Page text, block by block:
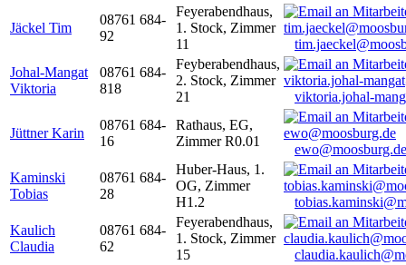
Jäckel Tim
08761 684-
92
Feyerabendhaus,
1. Stock, Zimmer
11
Johal-Mangat
Viktoria
08761 684-
818
Feyberabendhaus,
2. Stock, Zimmer
21
viktoria.johal-
Jüttner Karin
08761 684-
16
Rathaus, EG,
Zimmer R0.01
ewo@moosburg.de
Kaminski
Tobias
08761 684-
28
Huber-Haus, 1.
OG, Zimmer
H1.2
Kaulich
Claudia
08761 684-
62
Feyerabendhaus,
1. Stock, Zimmer
15